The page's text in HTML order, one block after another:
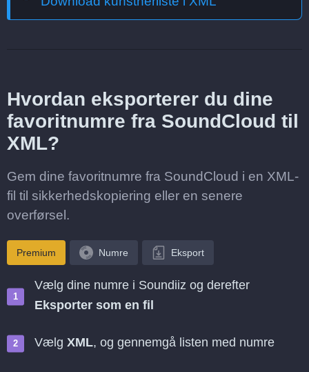
Hvordan eksporterer du dine
favoritnumre fra SoundCloud til
XML?
Gem dine favoritnumre fra SoundCloud i en XML-
fil til sikkerhedskopiering eller en senere
overførsel.
Premium Numre Eksport
Vælg dine numre i Soundiiz og derefter
Eksporter som en fil
Vælg XML, og gennemgå listen med numre